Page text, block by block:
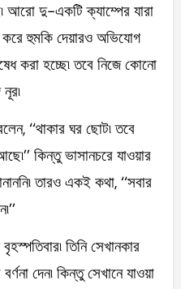
আরো দু-একটি ক্যাম্পের যারা
করে হুমকি দেয়ারও অভিযোগ
করা হচ্ছে৷ তবে নিজে কোনো
‘‘থাকার ঘর ছোট৷ তবে
কিন্তু ভাসানচরে যাওয়ার
তারও একই কথা, ‘‘সবার
তিনি সেখানকার
দেন৷ কিন্তু সেখানে যাওয়া